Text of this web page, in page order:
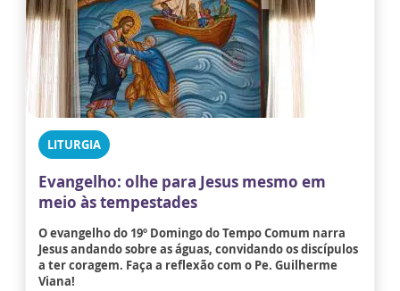
LITURGIA
Evangelho: olhe para Jesus mesmo em
meio às tempestades
O evangelho do 19º Domingo do Tempo Comum narra
Jesus andando sobre as águas, convidando os discípulos
a ter coragem. Faça a reflexão com o Pe. Guilherme
Viana!